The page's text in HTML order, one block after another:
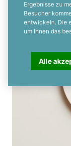
Ergebnisse zu
Besucher
entwickeln. Die
um Ihnen das
Alle